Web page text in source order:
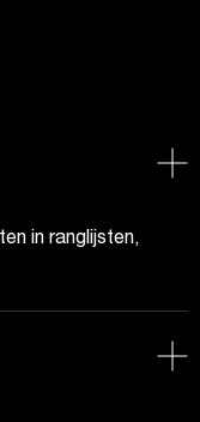
in ranglijsten,